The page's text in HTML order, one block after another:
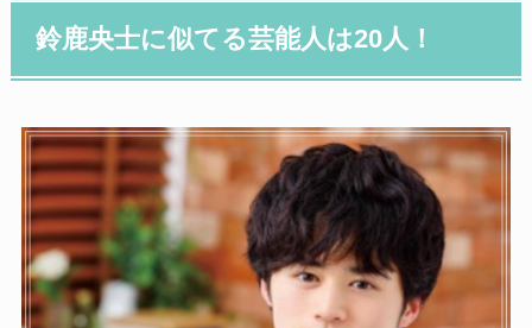
鈴鹿央士に似てる芸能人は20人！